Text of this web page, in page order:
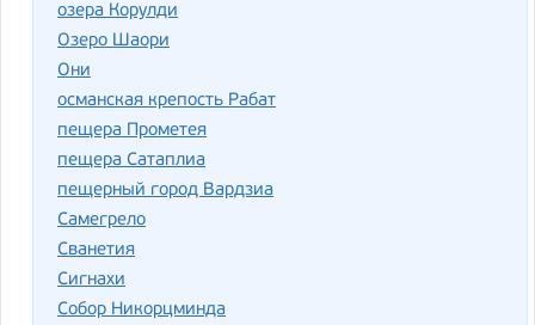
озера Корулди
Озеро Шаори
Они
османская крепость Рабат
пещера Прометея
пещера Сатаплиа
пещерный город Вардзиа
Самегрело
Сванетия
Сигнахи
Собор Никорцминда